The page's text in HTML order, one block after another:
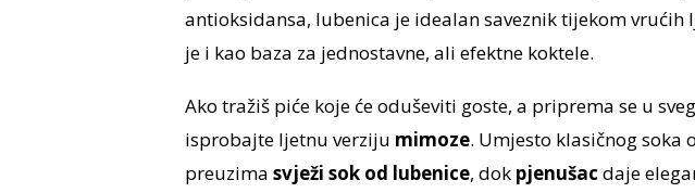
antioksidansa, lubenica je idealan saveznik tijekom vrućih
je i kao baza za jednostavne, ali efektne koktele.
Ako tražiš piće koje će oduševiti goste, a priprema se u
isprobajte ljetnu verziju mimoze. Umjesto klasičnog soka
preuzima svježi sok od lubenice, dok pjenušac daje